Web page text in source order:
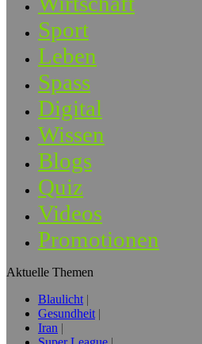
Sport
Leben
Spass
Digital
Wissen
Blogs
Quiz
Videos
Promotionen
Aktuelle Themen
Blaulicht
Gesundheit
Iran